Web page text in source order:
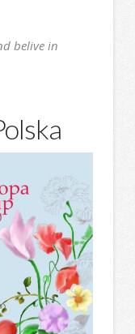
belive in